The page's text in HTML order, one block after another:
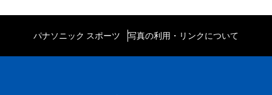
パナソニック スポーツ 写真の利用・リンクについて